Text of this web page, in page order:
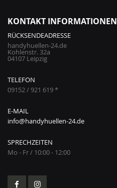
KONTAKT INFORMATIONEN
RÜCKSENDEADRESSE
handyhuellen-24.de
Kohlenstr. 32a
04107 Leipzig
TELEFON
09152 / 921 619 *
E-MAIL
info@handyhuellen-24.de
SPRECHZEITEN
Mo - Fr / 10:00 - 12:00